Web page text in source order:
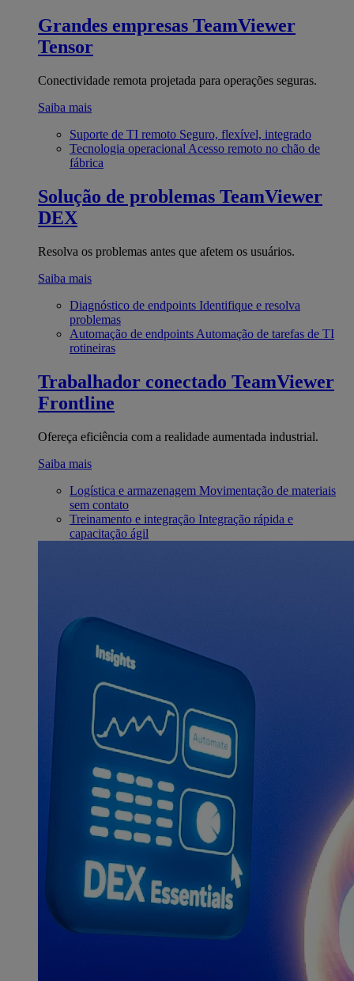
Grandes empresas TeamViewer
Tensor
Conectividade remota projetada para operações seguras.
Saiba mais
Suporte de TI remoto Seguro, flexível, integrado
Tecnologia operacional Acesso remoto no chão de
fábrica
Solução de problemas TeamViewer
DEX
Resolva os problemas antes que afetem os usuários.
Saiba mais
Diagnóstico de endpoints Identifique e resolva
problemas
Automação de endpoints Automação de tarefas de TI
rotineiras
Trabalhador conectado TeamViewer
Frontline
Ofereça eficiência com a realidade aumentada industrial.
Saiba mais
Logística e armazenagem Movimentação de materiais
sem contato
Treinamento e integração Integração rápida e
capacitação ágil